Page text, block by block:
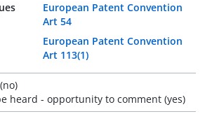
European Patent Convention
Art 54
European Patent Convention
Art 113(1)
heard - opportunity to comment (yes)